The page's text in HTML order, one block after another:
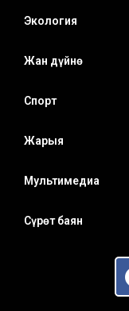
Экология
Жан дүйнө
Спорт
Жарыя
Мультимедиа
Сүрөт баян